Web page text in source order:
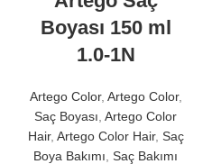
Boyası 150 ml
1.0-1N
Artego Color, Artego Color,
Saç Boyası Artego Color
Hair, Artego Color Hair, Saç
Boya Bakımı Saç Bakımı